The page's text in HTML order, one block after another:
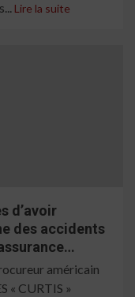
Lire la suite
d’avoir
des accidents
américain
« CURTIS »